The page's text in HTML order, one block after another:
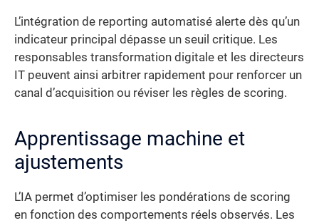
L’intégration de reporting automatisé alerte dès qu’un
indicateur principal dépasse un seuil critique. Les
responsables transformation digitale et les directeurs
IT peuvent ainsi arbitrer rapidement pour renforcer un
canal d’acquisition ou réviser les règles de scoring.
Apprentissage machine et
ajustements
L’IA permet d’optimiser les pondérations de scoring
en fonction des comportements réels observés. Les